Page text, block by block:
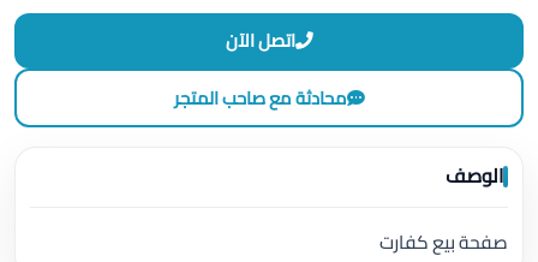
اتصل الآن
محادثة مع صاحب المتجر
الوصف
صفحة بيع كفارت